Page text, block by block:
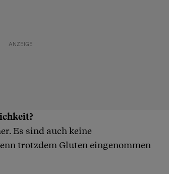
Es sind auch keine
trotzdem Gluten eingenommen